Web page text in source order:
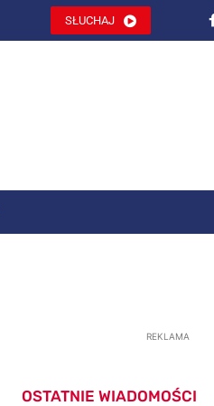
SŁUCHAJ
REKLAMA
OSTATNIE WIADOMOŚCI